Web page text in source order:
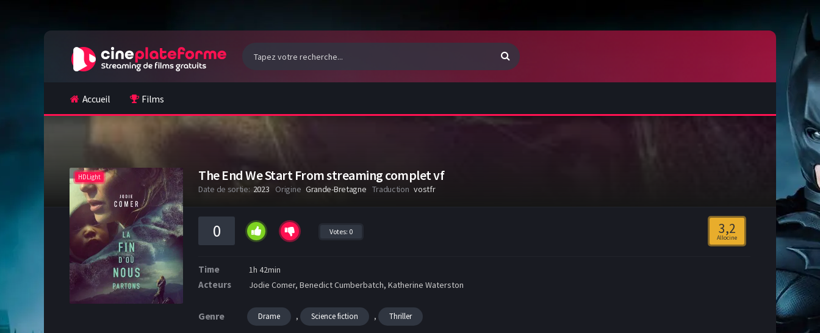
Accueil Films
HDLight The End We Start From streaming complet vf
Date de sortie: 2023 Origine Grande-Bretagne Traduction vostfr
0 Votes: 0 3,2
Allocine
Time 1h 42min
Acteurs Jodie Comer, Benedict Cumberbatch, Katherine Waterston
Genre Drame , Science fiction , Thriller